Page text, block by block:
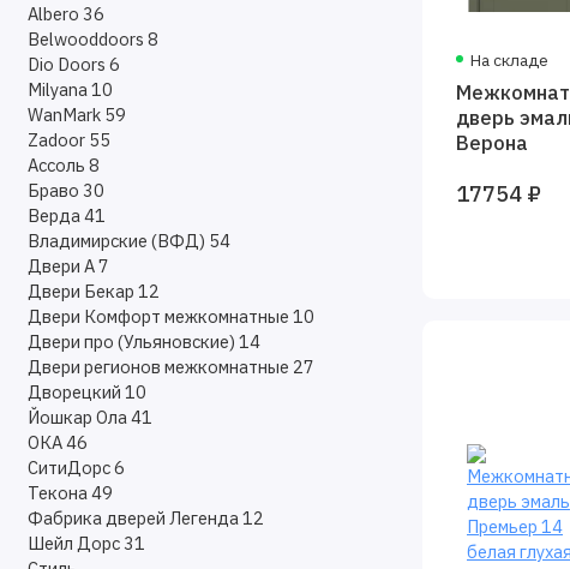
Albero 36
Belwooddoors 8
Dio Doors 6
Milyana10
WanMark 59
Zadoor 55
Ассоль 8
Браво 30
Верда41
Владимирские (ВФД) 54
Двери А7
Двери Бекар 12
Двери Комфорт межкомнатные 10
Двери про (Ульяновские) 14
Двери регионов межкомнатные 27
Дворецкий 10
Йошкар Ола41
ОКА46
СитиДорс6
Текона49
Фабрика дверей Легенда12
Шейл Дорс 31
На складе
дверь
Верона
17754 ₽